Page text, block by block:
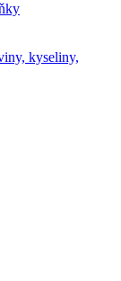
kyseliny,